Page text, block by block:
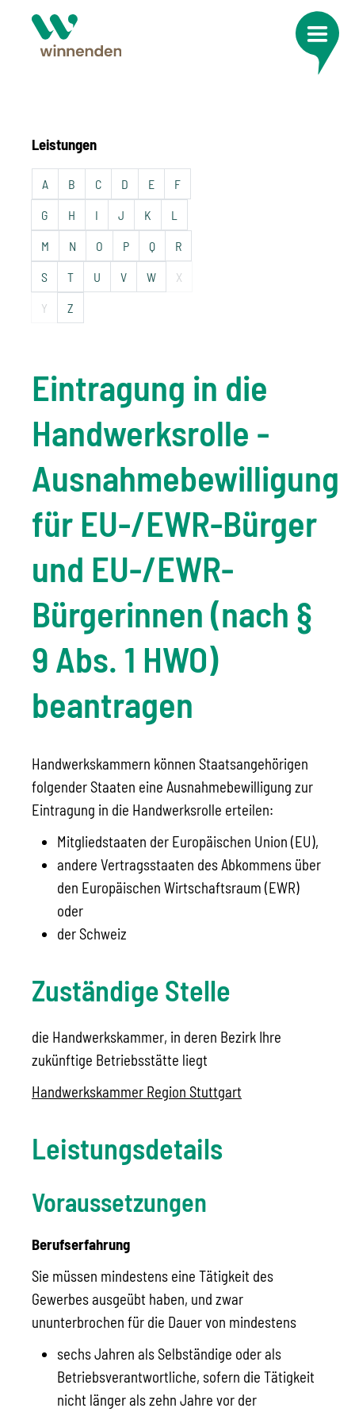
Leistungen
A B C D E F
G H I J K L
M N O P Q R
S T U V W X
Y Z
Eintragung in die
Handwerksrolle -
Ausnahmebewilligung
für EU-/EWR-Bürger
und EU-/EWR-
Bürgerinnen (nach §
9 Abs. 1 HWO)
beantragen
Handwerkskammern können Staatsangehörigen
folgender Staaten eine Ausnahmebewilligung zur
Eintragung in die Handwerksrolle erteilen:
Mitgliedstaaten der Europäischen Union (EU),
andere Vertragsstaaten des Abkommens über
den Europäischen Wirtschaftsraum (EWR)
oder
der Schweiz
Zuständige Stelle
die Handwerkskammer, in deren Bezirk Ihre
zukünftige Betriebsstätte liegt
Handwerkskammer Region Stuttgart
Leistungsdetails
Voraussetzungen
Berufserfahrung
Sie müssen mindestens eine Tätigkeit des
Gewerbes ausgeübt haben, und zwar
ununterbrochen für die Dauer von mindestens
sechs Jahren als Selbständige oder als
Betriebsverantwortliche, sofern die Tätigkeit
nicht länger als zehn Jahre vor der